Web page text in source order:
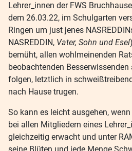
Lehrer_innen der FWS
dem 26.03.22, im Schulgarten
Ringen um just jenes
NASREDDIN, Vater, Sohn und Esel
bemüht, allen wohlmeinenden
beobachtenden Besserwissenden
folgen, letztlich in
nach Hause trugen.
So kann es leicht ausgehen, wenn
bei allen Mitgliedern eines
gleichzeitig erwacht und unter